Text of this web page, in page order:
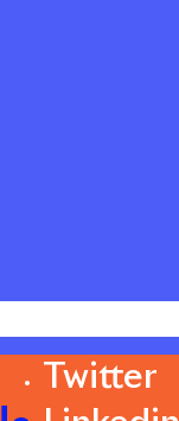
Twitter